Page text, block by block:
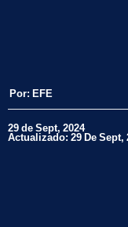
Por: EFE
29 de Sept, 2024
Actualizado: 29 De Sept,